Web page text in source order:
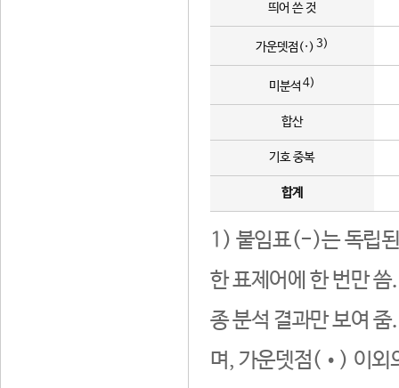
띄어 쓴 것
가운뎃점(·) 3)
미분석 4)
합산
기호 중복
합계
1) 붙임표(-)는 독립된
한 표제어에 한 번만
종 분석 결과만 보여
며, 가운뎃점(•) 이외